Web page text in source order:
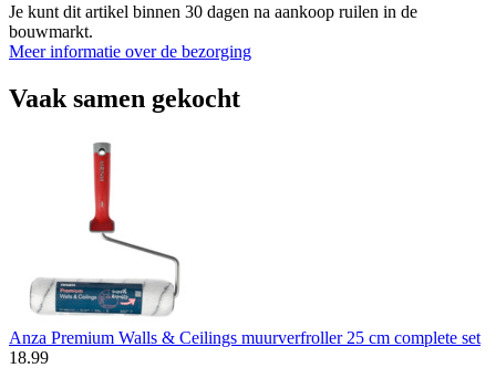
Je kunt dit artikel binnen 30 dagen na aankoop ruilen in de
bouwmarkt.
Meer informatie over de bezorging
Vaak samen gekocht
Anza Premium Walls & Ceilings muurverfroller 25 cm complete set
18.99